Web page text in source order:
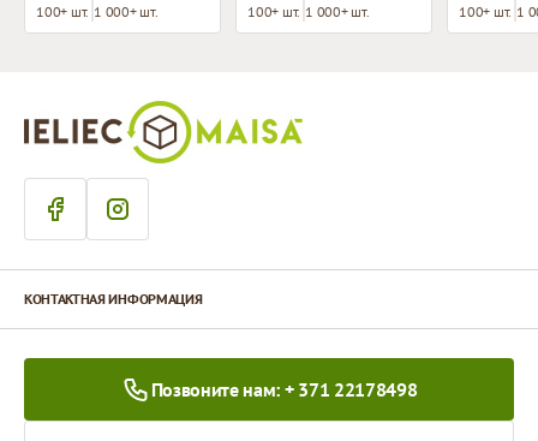
100+ шт. 1 000+ шт. 100+ шт. 1 000+ шт. 100+ шт. 1
КОНТАКТНАЯ ИНФОРМАЦИЯ
Позвоните нам: + 371 22178498